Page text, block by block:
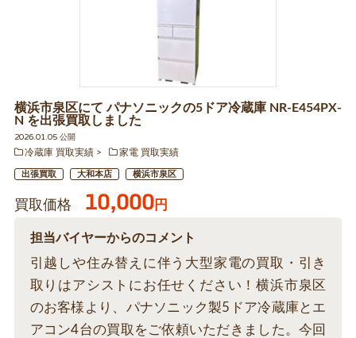
横浜市泉区にて パナソニックの5ドア冷蔵庫 NR-E454PX-
N を出張買取しました
2026.01.05 公開
冷蔵庫 買取実績
家電 買取実績
出張買取 大和本店 横浜市泉区
買取価格 10,000円
担当バイヤーからのコメント
引越しや住み替えに伴う大型家電の買取・引き
取りはアシストにお任せください！横浜市泉区
のお客様より、パナソニック製5ドア冷蔵庫とエ
アコン4台の買取をご依頼いただきました。今回